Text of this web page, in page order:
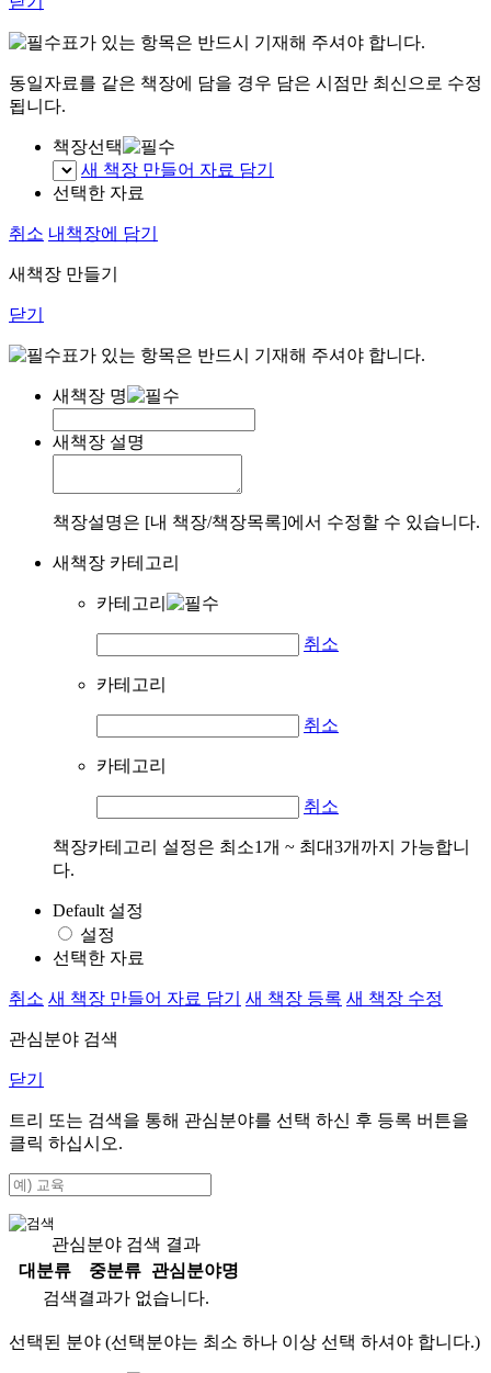
표가 있는 항목은 반드시 기재해 주셔야 합니다.
동일자료를 같은 책장에 담을 경우 담은 시점만 최신으로 수정
됩니다.
책장선택
새 책장 만들어 자료 담기
선택한 자료
취소 내책장에 담기
새책장 만들기
닫기
표가 있는 항목은 반드시 기재해 주셔야 합니다.
새책장 명
새책장 설명
책장설명은 [내 책장/책장목록]에서 수정할 수 있습니다.
새책장 카테고리
카테고리
취소
카테고리
취소
카테고리
취소
책장카테고리 설정은 최소1개 ~ 최대3개까지 가능합니
다.
Default 설정
설정
선택한 자료
취소 새 책장 만들어 자료 담기 새 책장 등록 새 책장 수정
관심분야 검색
닫기
트리 또는 검색을 통해 관심분야를 선택 하신 후 등록 버튼을
클릭 하십시오.
관심분야 검색 결과
대분류
중분류
관심분야명
검색결과가 없습니다.
선택된 분야 (선택분야는 최소 하나 이상 선택 하셔야 합니다.)